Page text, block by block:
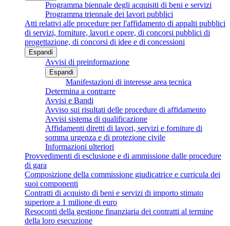
Programma biennale degli acquisiti di beni e servizi
Programma triennale dei lavori pubblici
Atti relativi alle procedure per l'affidamento di appalti pubblici
di servizi, forniture, lavori e opere, di concorsi pubblici di
progettazione, di concorsi di idee e di concessioni
Espandi
Avvisi di preinformazione
Espandi
Manifestazioni di interesse area tecnica
Determina a contrarre
Avvisi e Bandi
Avviso sui risultati delle procedure di affidamento
Avvisi sistema di qualificazione
Affidamenti diretti di lavori, servizi e forniture di
somma urgenza e di protezione civile
Informazioni ulteriori
Provvedimenti di esclusione e di ammissione dalle procedure
di gara
Composizione della commissione giudicatrice e curricula dei
suoi componenti
Contratti di acquisto di beni e servizi di importo stimato
superiore a 1 milione di euro
Resoconti della gestione finanziaria dei contratti al termine
della loro esecuzione